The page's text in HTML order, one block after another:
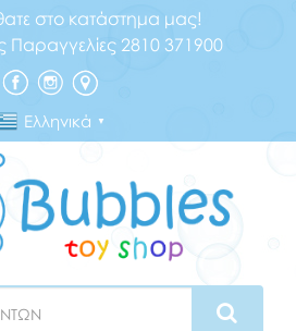
στο κατάστημα μας!
Παραγγελίες 2810 371900
Ελληνικά ▼